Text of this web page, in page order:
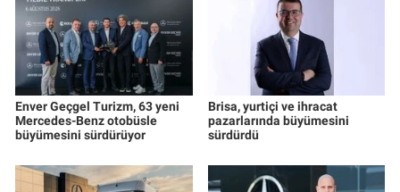
Enver Geçgel Turizm, 63 yeni
Mercedes-Benz otobüsle
büyümesini sürdürüyor
Brisa, yurtiçi ve ihracat
pazarlarında büyümesini
sürdürdü